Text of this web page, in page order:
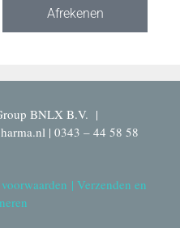
Afrekenen
BNLX B.V. |
| 0343 – 44 58 58
| Verzenden en